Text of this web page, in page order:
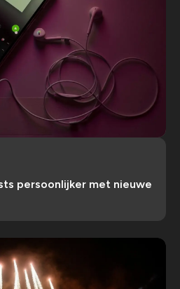
persoonlijker met nieuwe